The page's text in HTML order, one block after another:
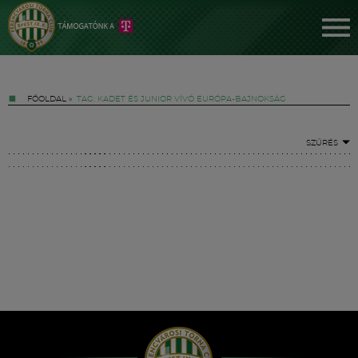
FŐOLDAL » TAG: KADET ÉS JUNIOR VÍVÓ EURÓPA-BAJNOKSÁG
SZŰRÉS
Hírek